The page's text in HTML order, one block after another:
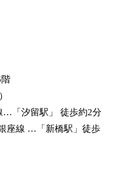
…「汐留駅」 徒歩約2分
座線 …「新橋駅」徒歩